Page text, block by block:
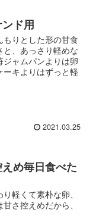
ド用
りとした形の甘食
と、あっさり軽めな
ャムパンよりは卵
キよりはずっと軽
2021.03.25
め毎日食べた
軽くて素朴な卵、
さ控えめだから、